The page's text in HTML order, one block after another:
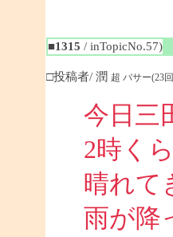
■1315 / inTopicNo.57)
□投稿者/ 潤 超 バサー(23
今日三
2時く
晴れて
雨が降